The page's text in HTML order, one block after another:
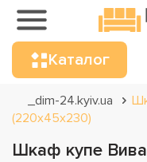
Каталог
_dim-24.kyiv.ua
(220х45х230)
Шкаф купе